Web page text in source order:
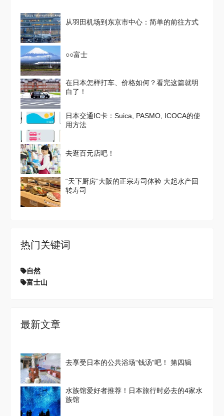
从羽田机场到东京市中心：简单的前往方式
○○富士
在日本怎样打车、价格如何？看完这篇就明
白了！
日本交通IC卡：Suica, PASMO, ICOCA的使
用方法
去逛百元店吧！
“天下厨房”大阪的正宗寿司体验 大起水产回
转寿司
热门关键词
自然
富士山
最新文章
去享受日本的公共浴场“钱汤”吧！ 第四辑
水族馆爱好者推荐！日本旅行时必去的4家水
族馆